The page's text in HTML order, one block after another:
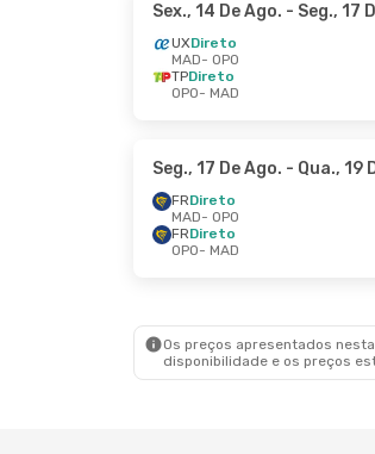
Sex., 14 De Ago. - Seg., 17
UXDireto
MAD- OPO
TPDireto
OPO- MAD
Seg., 17 De Ago. - Qua., 19
FRDireto
MAD- OPO
FRDireto
OPO- MAD
Os preços apresentados
disponibilidade e os preços